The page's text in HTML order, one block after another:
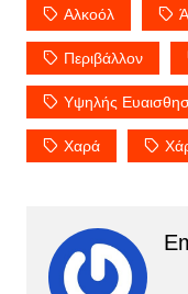
Αλκοόλ
Περιβάλλον
Υψηλής
Χαρά